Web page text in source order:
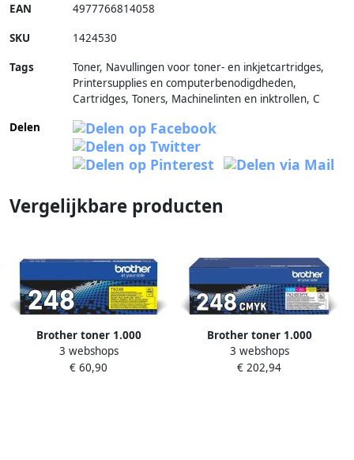
EAN 4977766814058
SKU 1424530
Tags
Toner, Navullingen voor toner- en inkjetcartridges,
Printersupplies en computerbenodigdheden,
Cartridges, Toners, Machinelinten en inktrollen, C
Delen
Vergelijkbare producten
Brother toner 1.000
pagina&apos;s OEM TN-248Y
geel
3 webshops
€ 60,90
Brother toner 1.000
pagina&apos;s OEM TN-
248VAL 4 kleuren
3 webshops
€ 202,94